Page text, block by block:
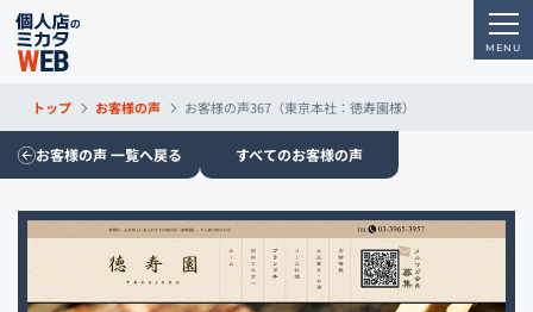
トップ お客様の声 お客様の声367（東京本社：徳寿園様）
お客様の声 一覧へ戻る すべてのお客様の声